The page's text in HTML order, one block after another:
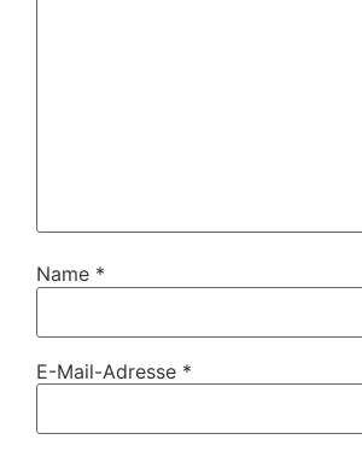
Name *
E-Mail-Adresse *